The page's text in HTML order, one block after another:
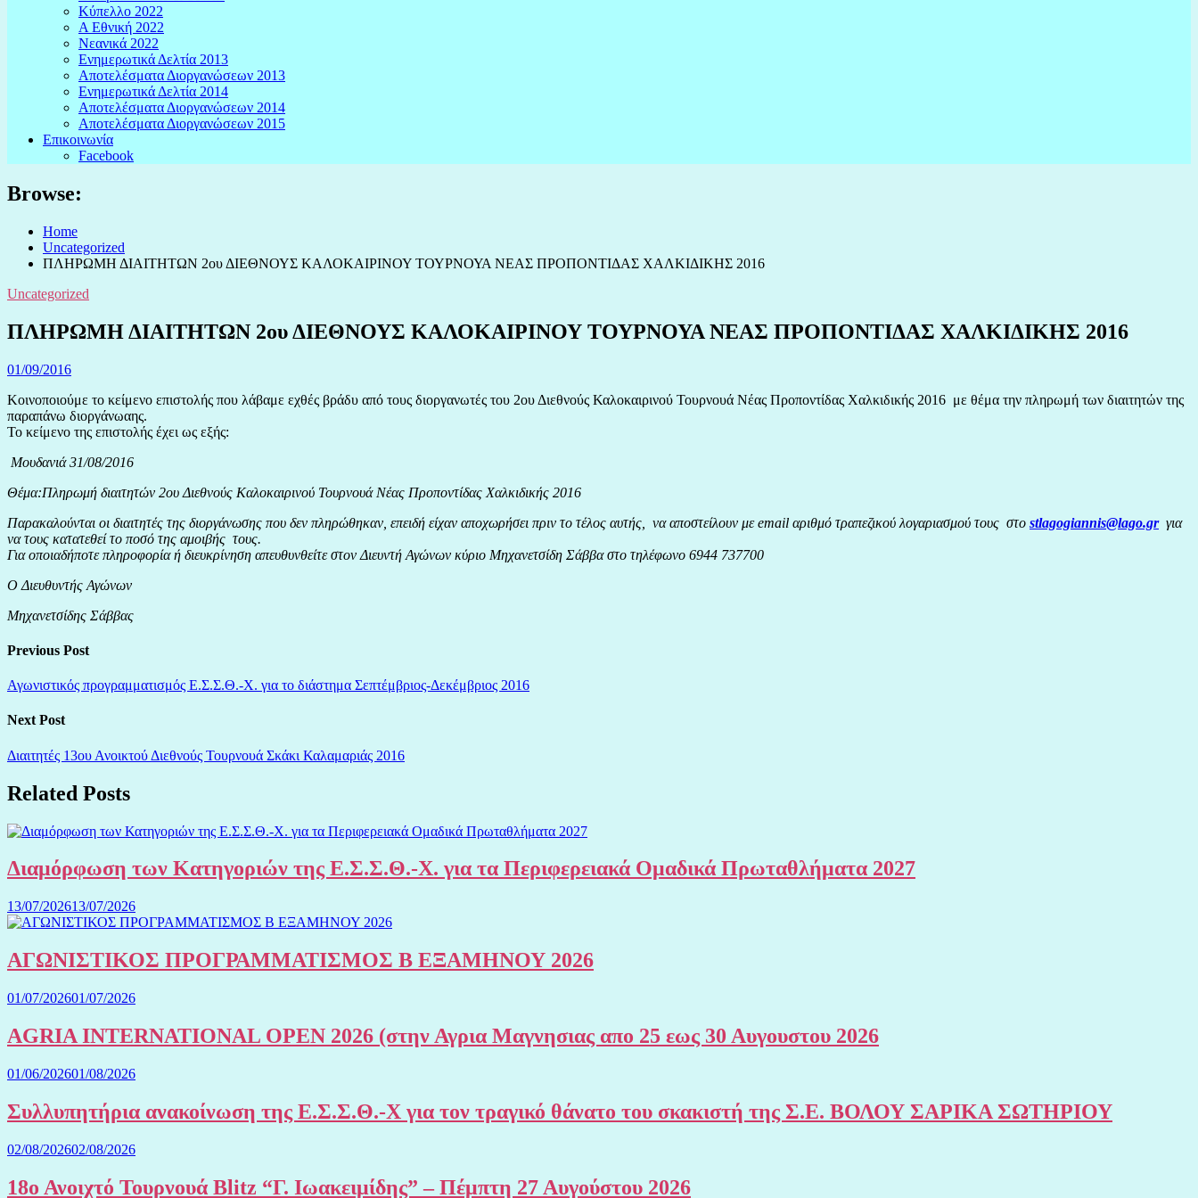
Κύπελλο 2022
Α Εθνική 2022
Νεανικά 2022
Ενημερωτικά Δελτία 2013
Αποτελέσματα Διοργανώσεων 2013
Ενημερωτικά Δελτία 2014
Αποτελέσματα Διοργανώσεων 2014
Αποτελέσματα Διοργανώσεων 2015
Επικοινωνία
Facebook
Browse:
Home
Uncategorized
ΠΛΗΡΩΜΗ ΔΙΑΙΤΗΤΩΝ 2ου ΔΙΕΘΝΟΥΣ ΚΑΛΟΚΑΙΡΙΝΟΥ ΤΟΥΡΝΟΥΑ ΝΕΑΣ ΠΡΟΠΟΝΤΙΔΑΣ ΧΑΛΚΙΔΙΚΗΣ 2016
Uncategorized
ΠΛΗΡΩΜΗ ΔΙΑΙΤΗΤΩΝ 2ου ΔΙΕΘΝΟΥΣ ΚΑΛΟΚΑΙΡΙΝΟΥ ΤΟΥΡΝΟΥΑ ΝΕΑΣ ΠΡΟΠΟΝΤΙΔΑΣ ΧΑΛΚΙΔΙΚΗΣ 2016
01/09/2016
Κοινοποιούμε το κείμενο επιστολής που λάβαμε εχθές βράδυ από τους διοργανωτές του 2ου Διεθνούς Καλοκαιρινού Τουρνουά Νέας Προποντίδας Χαλκιδικής 2016 με θέμα την πληρωμή των διαιτητών της
παραπάνω διοργάνωαης.
Το κείμενο της επιστολής έχει ως εξής:
Μουδανιά 31/08/2016
Θέμα:Πληρωμή διαιτητών 2ου Διεθνούς Καλοκαιρινού Τουρνουά Νέας Προποντίδας Χαλκιδικής 2016
Παρακαλούνται οι διαιτητές της διοργάνωσης που δεν πληρώθηκαν, επειδή είχαν αποχωρήσει πριν το τέλος αυτής, να αποστείλουν με email αριθμό τραπεζικού λογαριασμού τους στο stlagogiannis@lago.grγια
να τους κατατεθεί το ποσό της αμοιβής τους.
Για οποιαδήποτε πληροφορία ή διευκρίνηση απευθυνθείτε στον Διευντή Αγώνων κύριο Μηχανετσίδη Σάββα στο τηλέφωνο 6944 737700
Ο Διευθυντής Αγώνων
Μηχανετσίδης Σάββας
Previous Post
Αγωνιστικός προγραμματισμός Ε.Σ.Σ.Θ.-Χ. για το διάστημα Σεπτέμβριος-Δεκέμβριος 2016
Next Post
Διαιτητές 13ου Ανοικτού Διεθνούς Τουρνουά Σκάκι Καλαμαριάς 2016
Related Posts
Διαμόρφωση των Κατηγοριών της Ε.Σ.Σ.Θ.-Χ. για τα Περιφερειακά Ομαδικά Πρωταθλήματα 2027
13/07/202613/07/2026
ΑΓΩΝΙΣΤΙΚΟΣ ΠΡΟΓΡΑΜΜΑΤΙΣΜΟΣ Β ΕΞΑΜΗΝΟΥ 2026
01/07/202601/07/2026
AGRIA INTERNATIONAL OPEN 2026 (στην Αγρια Μαγνησιας απο 25 εως 30 Αυγουστου 2026
01/06/202601/08/2026
Συλλυπητήρια ανακοίνωση της Ε.Σ.Σ.Θ.-Χ για τον τραγικό θάνατο του σκακιστή της Σ.Ε. ΒΟΛΟΥ ΣΑΡΙΚΑ ΣΩΤΗΡΙΟΥ
02/08/202602/08/2026
18ο Ανοιχτό Τουρνουά Blitz “Γ. Ιωακειμίδης” – Πέμπτη 27 Αυγούστου 2026